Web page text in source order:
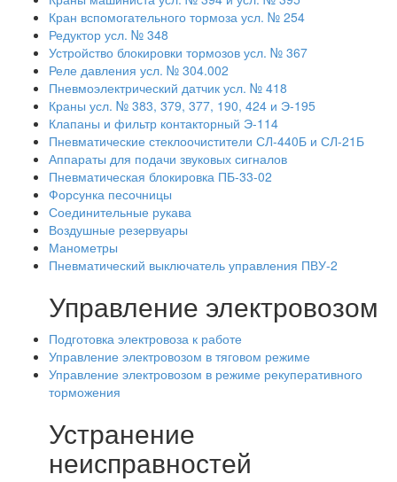
Кран вспомогательного тормоза усл. № 254
Редуктор усл. № 348
Устройство блокировки тормозов усл. № 367
Реле давления усл. № 304.002
Пневмоэлектрический датчик усл. № 418
Краны усл. № 383, 379, 377, 190, 424 и Э-195
Клапаны и фильтр контакторный Э-114
Пневматические стеклоочистители СЛ-440Б и СЛ-21Б
Аппараты для подачи звуковых сигналов
Пневматическая блокировка ПБ-33-02
Форсунка песочницы
Соединительные рукава
Воздушные резервуары
Манометры
Пневматический выключатель управления ПВУ-2
Управление электровозом
Подготовка электровоза к работе
Управление электровозом в тяговом режиме
Управление электровозом в режиме рекуперативного
торможения
Устранение
неисправностей